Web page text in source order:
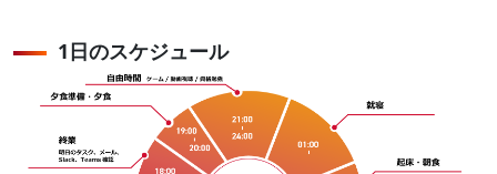
1日のスケジュール